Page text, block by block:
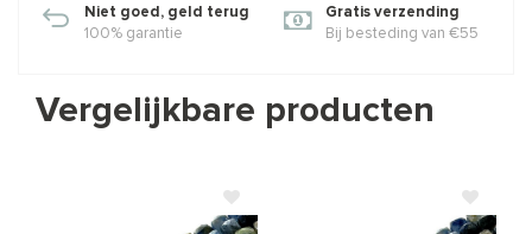
Niet goed, geld terug
100% garantie
Gratis verzending
Bij besteding van €55
Vergelijkbare producten